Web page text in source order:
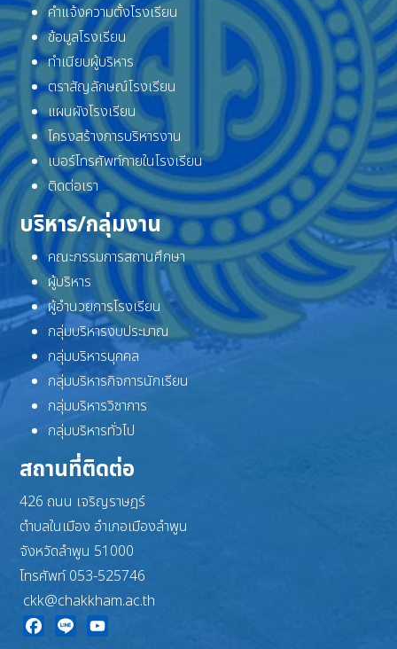
คำแจ้งความตั้งโรงเรียน
ข้อมูลโรงเรียน
ทำเนียบผู้บริหาร
ตราสัญลักษณ์โรงเรียน
แผนผังโรงเรียน
โครงสร้างการบริหารงาน
เบอร์โทรศัพท์ภายในโรงเรียน
ติดต่อเรา
บริหาร/กลุ่มงาน
คณะกรรมการสถานศึกษา
ผู้บริหาร
ผู้อำนวยการโรงเรียน
กลุ่มบริหารงบประมาณ
กลุ่มบริหารบุคคล
กลุ่มบริหารกิจการนักเรียน
กลุ่มบริหารวิชาการ
กลุ่มบริหารทั่วไป
สถานที่ติดต่อ
426 ถนน เจริญราษฎร์
ตำบลในเมือง อำเภอเมืองลำพูน
จังหวัดลำพูน 51000
โทรศัพท์ 053-525746
ckk@chakkham.ac.th